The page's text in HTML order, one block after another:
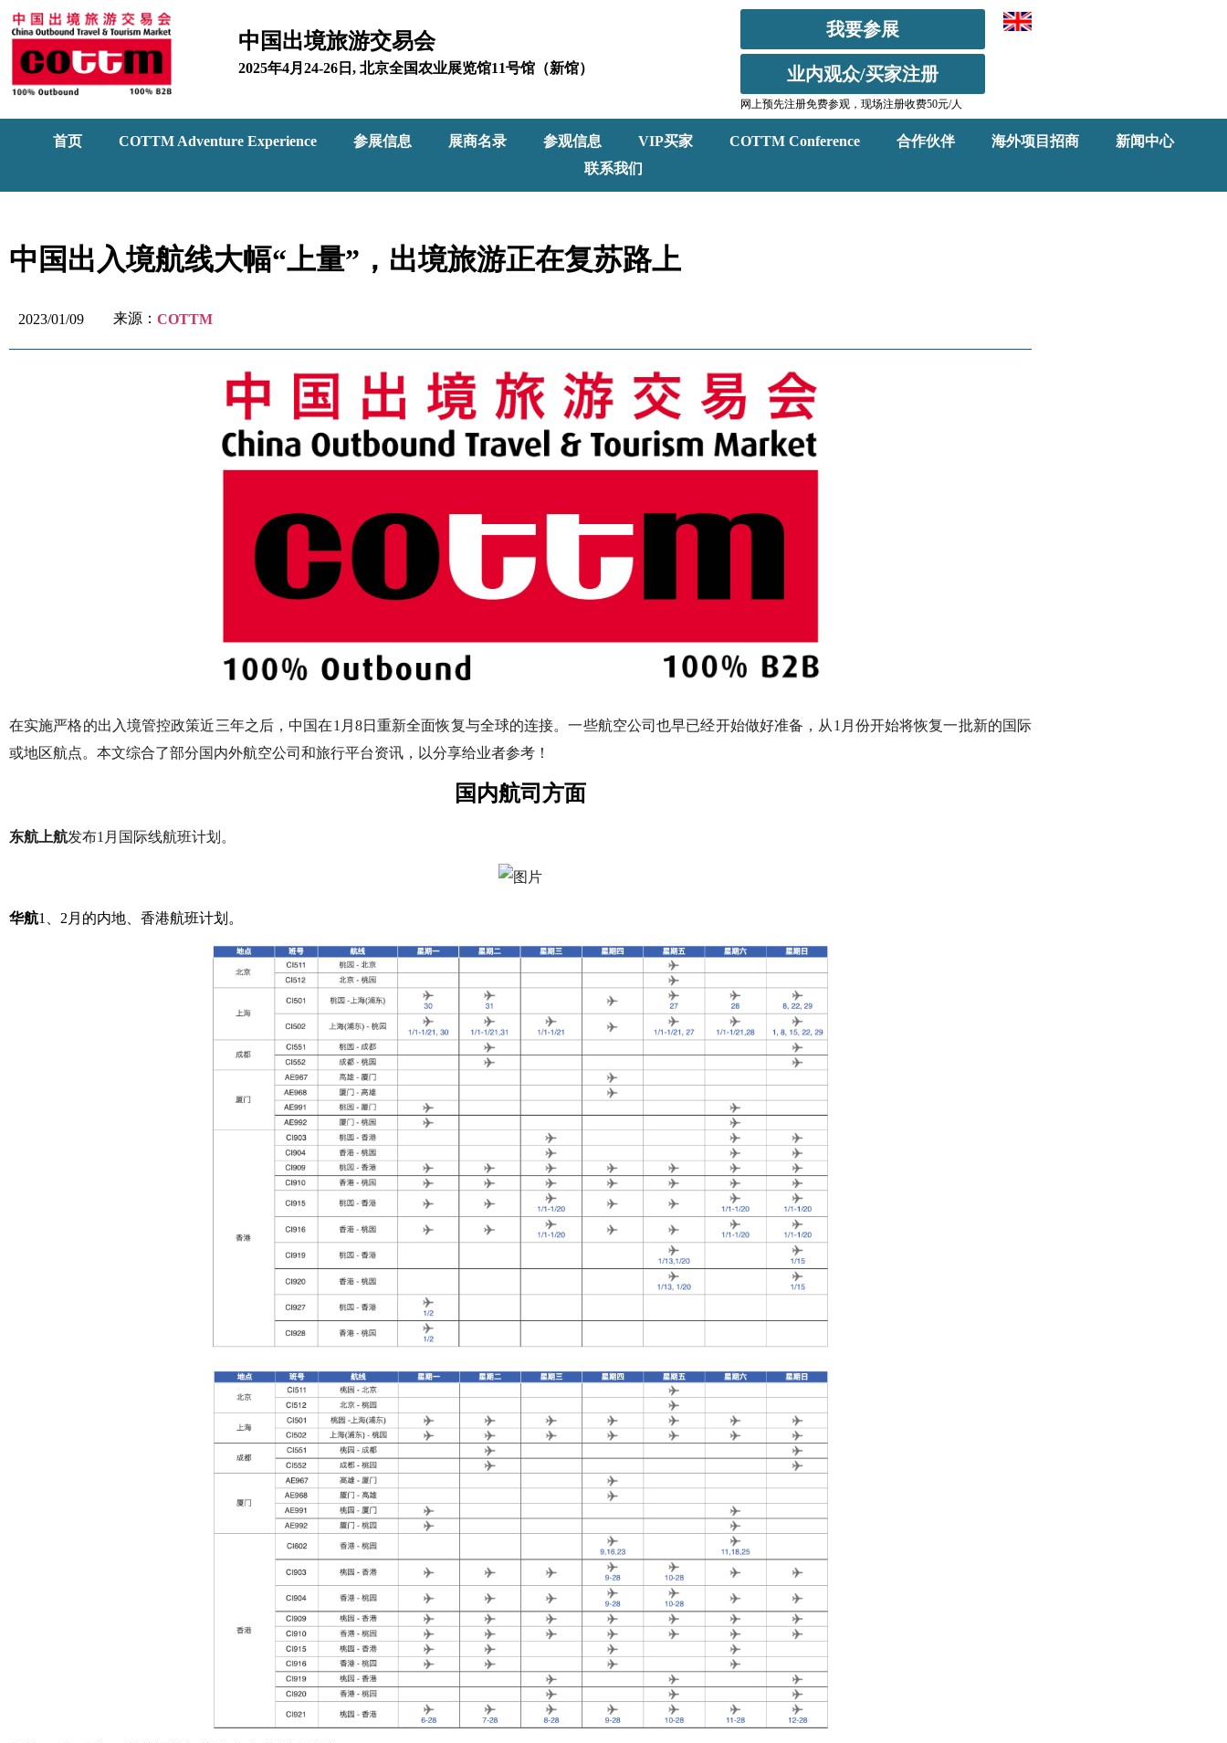
中国出境旅游交易会
2025年4月24-26日, 北京全国农业展览馆11号馆（新馆）
我要参展
业内观众/买家注册
网上预先注册免费参观，现场注册收费50元/人
首页 COTTM Adventure Experience 参展信息 展商名录 参观信息 VIP买家 COTTM Conference 合作伙伴 海外项目招商
新闻中心
联系我们
中国出入境航线大幅“上量”，出境旅游正在复苏路上
2023/01/09 来源： COTTM
在实施严格的出入境管控政策近三年之后，中国在1月8日重新全面恢复与全球的连接。一些航空公司也早已经开始做好准备，从1月份开始将恢复一批新的国际
或地区航点。本文综合了部分国内外航空公司和旅行平台资讯，以分享给业者参考！
国内航司方面
东航上航发布1月国际线航班计划。
华航1、2月的内地、香港航班计划。